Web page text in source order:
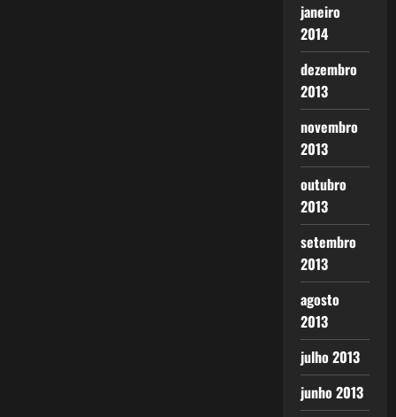
janeiro
2014
dezembro
2013
novembro
2013
outubro
2013
setembro
2013
agosto
2013
julho 2013
junho 2013